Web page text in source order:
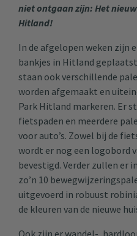
niet ontgaan zijn: Het
Hitland!
In de afgelopen weken zijn
bankjes in Hitland
staan ook verschillende
worden afgemaakt en
Park Hitland markeren. Er
fietspaden en meerdere
voor auto’s. Zowel bij de
wordt er nog een logobord
bevestigd. Verder zullen er
zo’n 10
uitgevoerd in robuust
de kleuren van de nieuwe
Ook zijn er wandel-,